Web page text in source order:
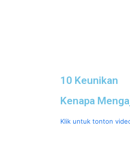
10 Keunikan
Kenapa
Klik untuk tonton